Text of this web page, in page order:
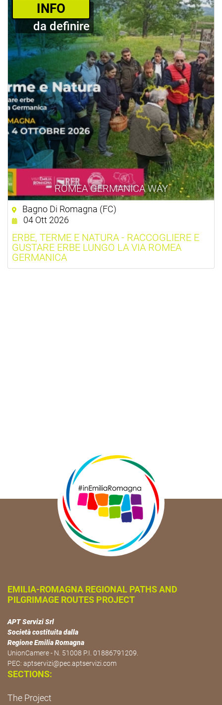
ROMEA GERMANICA WAY
­INFO
da definire
Bagno Di Romagna (FC)
04 Ott 2026
ERBE, TERME E NATURA - RACCOGLIERE E
GUSTARE ERBE LUNGO LA VIA ROMEA
GERMANICA
EMILIA-ROMAGNA REGIONAL PATHS AND
PILGRIMAGE ROUTES PROJECT
APT Servizi Srl
Società costituita dalla
Regione Emilia Romagna
UnionCamere - N. 51008 P.I. 01886791209.
PEC: aptservizi@pec.aptservizi.com
SECTIONS:
The Project